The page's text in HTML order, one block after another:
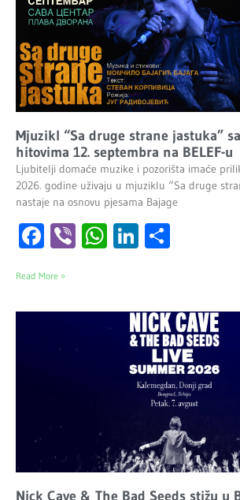
Mjuzikl “Sa druge strane jastuka”
hitovima 12. septembra na BELEF-u
Ljubitelji domaće muzike i pozorišta imaće
2026. godine uživaju u mjuziklu “Sa druge
nastaje na osnovu pjesama Bajage
Facebook
ViberWhatsApp
LinkedIn
Read More »
Nick Cave & The Bad Seeds stižu u